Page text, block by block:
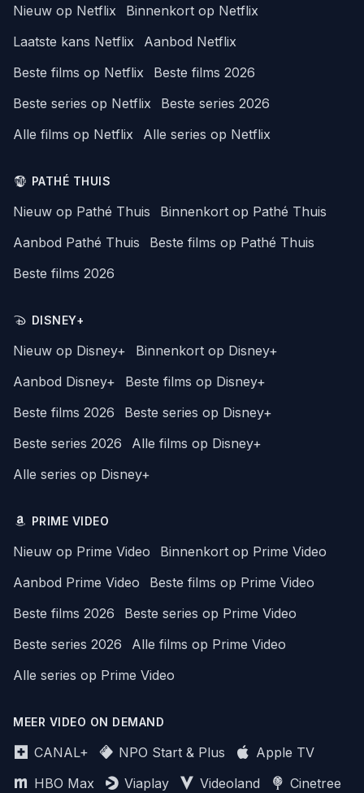
Nieuw op Netflix
Binnenkort op Netflix
Laatste kans Netflix
Aanbod Netflix
Beste films op Netflix
Beste films 2026
Beste series op Netflix
Beste series 2026
Alle films op Netflix
Alle series op Netflix
PATHÉ THUIS
Nieuw op Pathé Thuis
Binnenkort op Pathé Thuis
Aanbod Pathé Thuis
Beste films op Pathé Thuis
Beste films 2026
DISNEY+
Nieuw op Disney+
Binnenkort op Disney+
Aanbod Disney+
Beste films op Disney+
Beste films 2026
Beste series op Disney+
Beste series 2026
Alle films op Disney+
Alle series op Disney+
PRIME VIDEO
Nieuw op Prime Video
Binnenkort op Prime Video
Aanbod Prime Video
Beste films op Prime Video
Beste films 2026
Beste series op Prime Video
Beste series 2026
Alle films op Prime Video
Alle series op Prime Video
MEER VIDEO ON DEMAND
CANAL+ NPO Start & Plus
Apple TV
HBO Max
Viaplay Videoland Cinetree